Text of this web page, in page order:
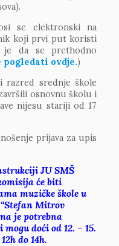
se elektronski na
koji prvi put koristi
je da se prethodno
pogledati ovdje.)
srednje škole
osnovnu školu i
nijesu stariji od 17
prijava za upis
JU SMŠ
će biti
muzičke škole u
Mitrov
je potrebna
doći od 12. – 15.
do 14h.